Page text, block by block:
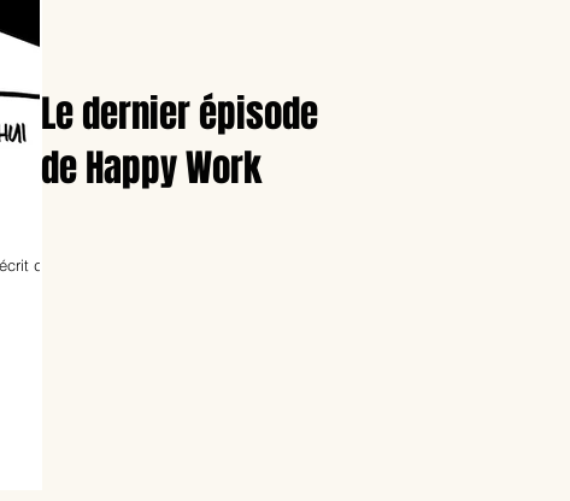
Le dernier épisode
de Happy Work